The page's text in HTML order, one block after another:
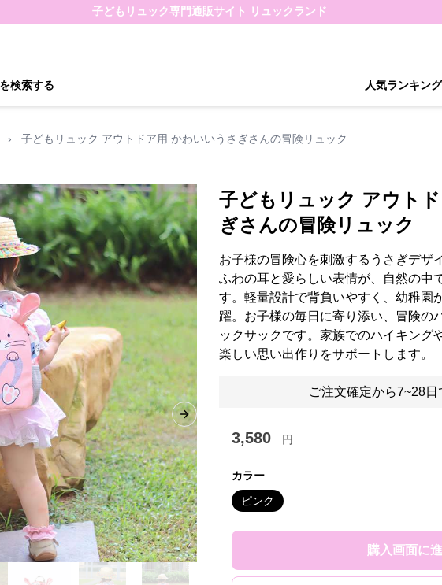
子どもリュック専門通販サイト リュックランド
検索する 人気ランキング
› 子どもリュック アウトドア用 かわいいうさぎさんの冒険リュック
Next slide
子どもリュック アウト
ぎさんの冒険リュック
お子様の冒険心を刺激するうさぎデザ
ふわの耳と愛らしい表情が、自然の中
す。軽量設計で背負いやすく、幼稚園
躍。お子様の毎日に寄り添い、冒険の
ックサックです。家族でのハイキング
楽しい思い出作りをサポートします。
ご注文確定から7~28日
3,580 円
カラー
ピンク
購入画面に